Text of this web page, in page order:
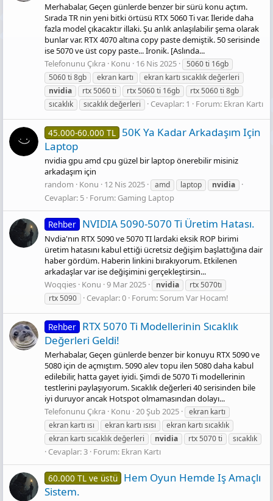
Merhabalar, Geçen günlerde benzer bir sürü konu açtım.
Sırada TR nin yeni bitki örtüsü RTX 5060 Ti var. İleride daha
fazla model çıkacaktır illaki. Şu anlık anlaşılabilir şema olarak
bunlar var. RTX 4070 altına copy paste demiştik. 50 serisinde
ise 5070 ve üst copy paste... İronik. [Aslında...
Telefonunu Çıkra Konu 16 Nis 2025
5060 ti 16gb
5060 ti 8gb
ekran kartı
ekran kartı sıcaklık değerleri
nvidia
rtx 5060 ti rtx 5060 ti 16gb
rtx 5060 ti 8gb
sıcaklık
sıcaklık değerleri Cevaplar: 1 Forum: Ekran Kartı
45.000-60.000 TL 50K Ya Kadar Arkadaşım Için
Laptop
nvidia gpu amd cpu güzel bir laptop önerebilir misiniz
arkadaşım için
random
Konu 12 Nis 2025 amd laptop nvidia
Cevaplar: 5 Forum: Gaming Laptop
Rehber NVIDIA 5090-5070 Ti Üretim Hatası.
Nvdia'nın RTX 5090 ve 5070 TI lardaki eksik ROP birimi
üretim hatasını kabul ettiği ücretsiz değişim başlattığına dair
haber gördüm. Haberin linkini bırakıyorum. Etkilenen
arkadaşlar var ise değişimini gerçekleştirsin...
Woqqies Konu 9 Mar 2025 nvidia
rtx 5070tı
rtx 5090
Cevaplar: 0 Forum:Sorum Var Hocam!
Rehber RTX 5070 Ti Modellerinin Sıcaklık
Değerleri Geldi!
Merhabalar, Geçen günlerde benzer bir konuyu RTX 5090 ve
5080 için de açmıştım. 5090 alev topu ilen 5080 daha kabul
edilebilir, hatta gayet iyidi. Şimdi de 5070 Ti modellerinin
testlerini paylaşıyorum. Sıcaklık değerleri 40 serisinden bile
iyi duruyor ancak Hotspot olmamasından dolayı...
Telefonunu Çıkra Konu 20 Şub 2025
ekran kartı
ekran kartı ısı
ekran kartı ısısı
ekran kartı sıcaklık
ekran kartı sıcaklık değerleri
nvidia rtx 5070 ti sıcaklık
Cevaplar: 3 Forum: Ekran Kartı
60.000 TL ve üstü Hem Oyun Hemde Iş Amaçlı
Sistem.